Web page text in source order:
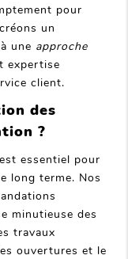
pour
un
une approche
expertise
client.
des
?
essentiel pour
long terme. Nos
minutieuse des
travaux
ouvertures et le